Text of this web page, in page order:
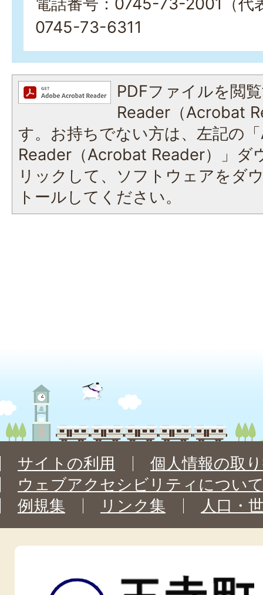
0745-73-6311
PDFファイルを閲
Reader（Acrobat
す。お持ちでない方は、左記の
Reader（Acrobat Reader）」ダ
リックして、ソフトウェアをダ
トールしてください。
サイトの利用
個人情報の取
ウェブアクセシビリティについ
例規集
リンク集 人口・
王